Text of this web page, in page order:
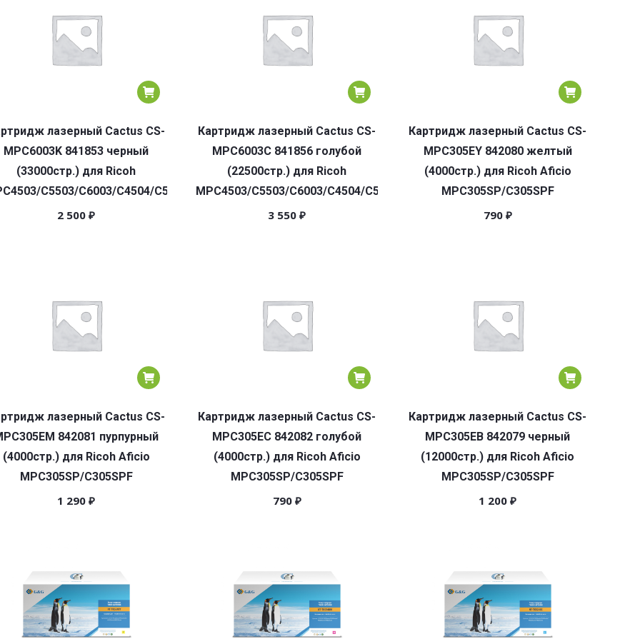
лазерный Cactus CS-
MPC6003K 841853 черный
(33000стр.) для Ricoh
C5503/C6003/C4504/C5504/C6004
2 500 ₽
Картридж лазерный Cactus CS-
MPC6003C 841856 голубой
(22500стр.) для Ricoh
MPC4503/C5503/C6003/C4504/C5504/C6004
3 550 ₽
Картридж лазерный Cactus CS-
MPC305EY 842080 желтый
(4000стр.) для Ricoh Aficio
MPC305SP/C305SPF
790 ₽
лазерный Cactus CS-
842081 пурпурный
(4000стр.) для Ricoh Aficio
MPC305SP/C305SPF
1 290 ₽
Картридж лазерный Cactus CS-
MPC305EC 842082 голубой
(4000стр.) для Ricoh Aficio
MPC305SP/C305SPF
790 ₽
Картридж лазерный Cactus CS-
MPC305EB 842079 черный
(12000стр.) для Ricoh Aficio
MPC305SP/C305SPF
1 200 ₽